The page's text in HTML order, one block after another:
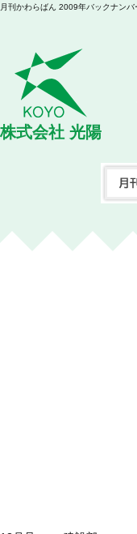
株式会社 光陽